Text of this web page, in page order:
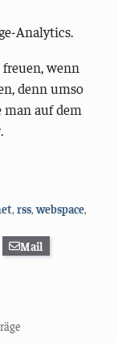
Analytics.
wenn
denn umso
auf dem
,rss ,webspace
Mail